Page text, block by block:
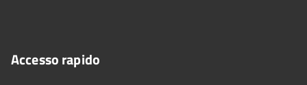
Accesso rapido